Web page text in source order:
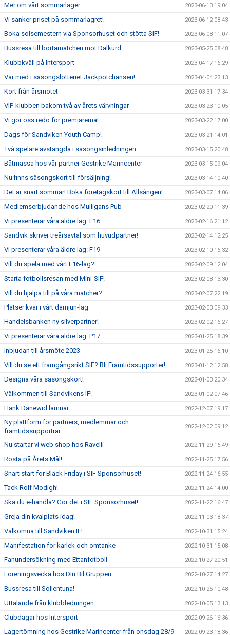
Mer om vårt sommarläger 2023-06-13 19:04
Vi sänker priset på sommarlägret! 2023-06-12 08:43
Boka solsemestern via Sponsorhuset och stötta SIF! 2023-06-08 11:07
Bussresa till bortamatchen mot Dalkurd 2023-05-25 08:48
Klubbkväll på Intersport 2023-04-17 16:29
Var med i säsongslotteriet Jackpotchansen! 2023-04-04 23:13
Kort från årsmötet 2023-03-31 17:34
VIP-klubben bakom två av årets värvningar 2023-03-23 10:05
Vi gör oss redo för premiärerna! 2023-03-22 17:00
Dags för Sandviken Youth Camp! 2023-03-21 14:01
Två spelare avstängda i säsongsinledningen 2023-03-15 20:48
Båtmässa hos vår partner Gestrike Marincenter 2023-03-15 09:04
Nu finns säsongskort till försäljning! 2023-03-14 10:40
Det är snart sommar! Boka företagskort till Allsången! 2023-03-07 14:06
Medlemserbjudande hos Mulligans Pub 2023-02-20 11:39
Vi presenterar våra äldre lag: F16 2023-02-16 21:12
Sandvik skriver treårsavtal som huvudpartner! 2023-02-14 12:25
Vi presenterar våra äldre lag: F19 2023-02-10 16:32
Vill du spela med vårt F16-lag? 2023-02-09 12:04
Starta fotbollsresan med Mini-SIF! 2023-02-08 13:30
Vill du hjälpa till på våra matcher? 2023-02-07 22:19
Platser kvar i vårt damjun-lag 2023-02-03 09:33
Handelsbanken ny silverpartner! 2023-02-02 16:27
Vi presenterar våra äldre lag: P17 2023-01-25 18:39
Inbjudan till årsmöte 2023 2023-01-25 16:10
Vill du se ett framgångsrikt SIF? Bli Framtidssupporter! 2023-01-12 12:58
Designa våra säsongskort! 2023-01-03 20:34
Välkommen till Sandvikens IF! 2023-01-02 07:46
Hank Danewid lämnar 2022-12-07 19:17
Ny plattform för partners, medlemmar och
framtidssupportrar
2022-12-02 09:12
Nu startar vi web shop hos Ravelli 2022-11-29 16:49
Rösta på Årets Mål! 2022-11-25 17:56
Snart start för Black Friday i SIF Sponsorhuset! 2022-11-24 16:55
Tack Rolf Modigh! 2022-11-24 14:00
Ska du e-handla? Gör det i SIF Sponsorhuset! 2022-11-22 16:47
Greja din kvalplats idag! 2022-11-03 18:37
Välkomna till Sandviken IF! 2022-10-31 15:24
Manifestation för kärlek och omtanke 2022-10-31 15:08
Fanundersökning med Ettanfotboll 2022-10-27 20:51
Föreningsvecka hos Din Bil Gruppen 2022-10-27 14:27
Bussresa till Sollentuna! 2022-10-25 10:48
Uttalande från klubbledningen 2022-10-05 13:13
Clubdagar hos Intersport 2022-09-26 16:36
Lagertömning hos Gestrike Marincenter från onsdag 28/9 2022-09-23 18:36